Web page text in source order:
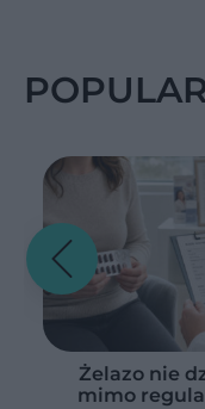
Żelazo nie
mimo